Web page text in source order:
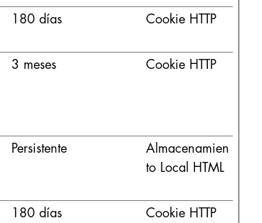
180 días Cookie HTTP
3 meses Cookie HTTP
Persistente
Almacenamien
to Local HTML
180 días Cookie HTTP